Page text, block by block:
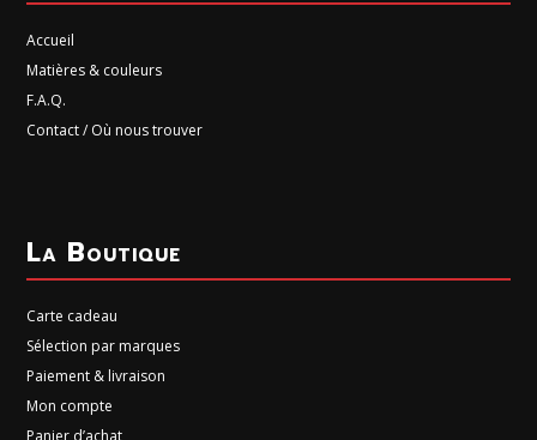
Accueil
Matières & couleurs
F.A.Q.
Contact / Où nous trouver
La Boutique
Carte cadeau
Sélection par marques
Paiement & livraison
Mon compte